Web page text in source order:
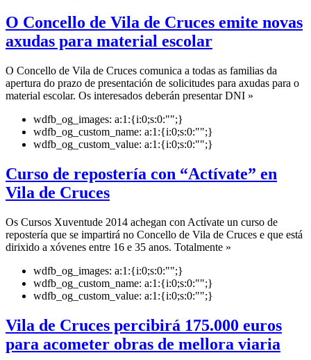
O Concello de Vila de Cruces emite novas
axudas para material escolar
O Concello de Vila de Cruces comunica a todas as familias da
apertura do prazo de presentación de solicitudes para axudas para o
material escolar. Os interesados deberán presentar DNI »
wdfb_og_images: a:1:{i:0;s:0:"";}
wdfb_og_custom_name: a:1:{i:0;s:0:"";}
wdfb_og_custom_value: a:1:{i:0;s:0:"";}
Curso de repostería con “Actívate” en
Vila de Cruces
Os Cursos Xuventude 2014 achegan con Actívate un curso de
repostería que se impartirá no Concello de Vila de Cruces e que está
dirixido a xóvenes entre 16 e 35 anos. Totalmente »
wdfb_og_images: a:1:{i:0;s:0:"";}
wdfb_og_custom_name: a:1:{i:0;s:0:"";}
wdfb_og_custom_value: a:1:{i:0;s:0:"";}
Vila de Cruces percibirá 175.000 euros
para acometer obras de mellora viaria